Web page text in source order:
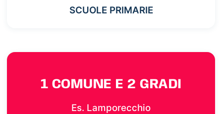
SCUOLE PRIMARIE
1 COMUNE E 2 GRADI
Es. Lamporecchio